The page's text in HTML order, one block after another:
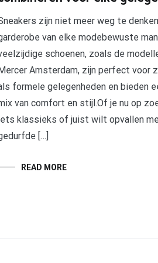
zijn niet meer weg te
van elke modebewuste
schoenen, zoals de
Amsterdam, zijn perfect voor
formele gelegenheden en bieden
van comfort en stijl.Of je nu op
klassieks of juist wilt opvallen
[…]
READ MORE